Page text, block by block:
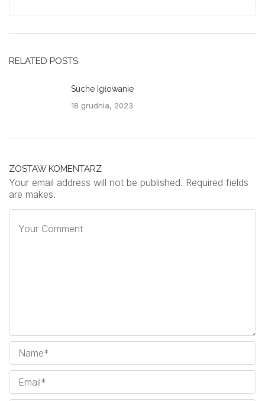
RELATED POSTS
Suche Igłowanie
18 grudnia, 2023
ZOSTAW KOMENTARZ
Your email address will not be published. Required fields
are makes.